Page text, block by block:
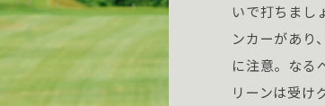
いで打ちまし
ンカーがあり
に注意。なる
リーンは受け